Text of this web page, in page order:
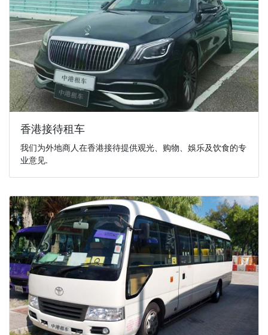
香港接待租车
我们为外地商人在香港接待提供观光、购物、娛乐及饮食的专
业意见.